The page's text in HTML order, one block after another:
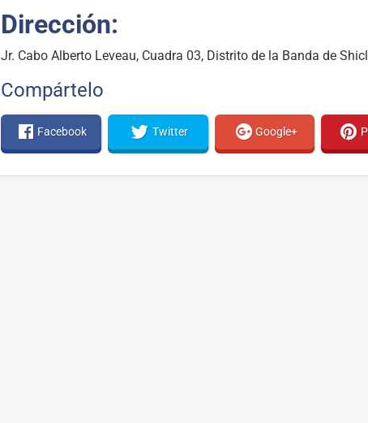
Dirección:
Jr. Cabo Alberto Leveau, Cuadra 03, Distrito de la Banda de
Compártelo
Facebook Twitter Google+